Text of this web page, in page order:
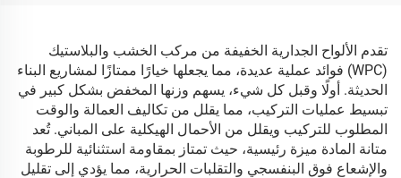
تقدم الألواح الجدارية الخفيفة من مركب الخشب والبلاستيك
(WPC) فوائد عملية عديدة، مما يجعلها خيارًا ممتازًا لمشاريع البناء
الحديثة. أولًا وقبل كل شيء، يسهم وزنها المخفض بشكل كبير في
تبسيط عمليات التركيب، مما يقلل من تكاليف العمالة والوقت
المطلوب للتركيب ويقلل من الأحمال الهيكلية على المباني. تُعد
متانة المادة ميزة رئيسية، حيث تمتاز بمقاومة استثنائية للرطوبة
والإشعاع فوق البنفسجي والتقلبات الحرارية، مما يؤدي إلى تقليل